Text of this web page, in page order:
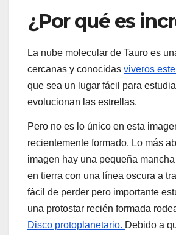
¿Por qué es
La nube molecular de Tauro es
cercanas y conocidas viveros
que sea un lugar fácil para
evolucionan las estrellas.
Pero no es lo único en esta
recientemente formado. Lo más
imagen hay una pequeña
en tierra con una línea oscura a
fácil de perder pero importante
una protostar recién formada
Disco protoplanetario. Debido a